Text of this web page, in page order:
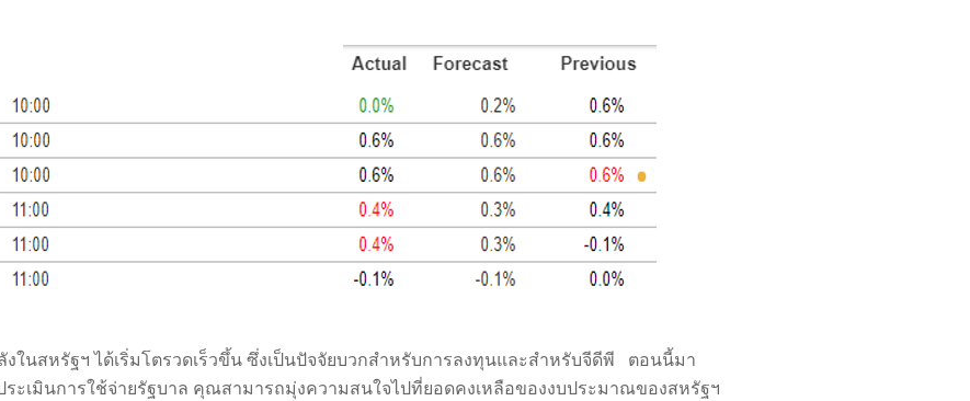
ในสหรัฐฯ ได้เริ่มโตรวดเร็วขึ้น ซึ่งเป็นปัจจัยบวกสำหรับการลงทุนและสำหรับจีดีพี
ตอนนี้มา
ระเมินการใช้จ่ายรัฐบาล คุณสามารถมุ่งความสนใจไปที่ยอดคงเหลือของงบประมาณของสหรัฐฯ